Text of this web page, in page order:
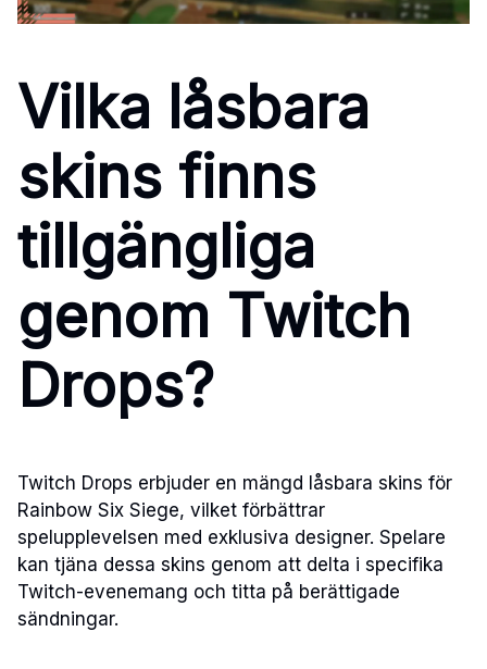
Vilka låsbara
skins finns
tillgängliga
genom Twitch
Drops?
Twitch Drops erbjuder en mängd låsbara skins för
Rainbow Six Siege, vilket förbättrar
spelupplevelsen med exklusiva designer. Spelare
kan tjäna dessa skins genom att delta i specifika
Twitch-evenemang och titta på berättigade
sändningar.